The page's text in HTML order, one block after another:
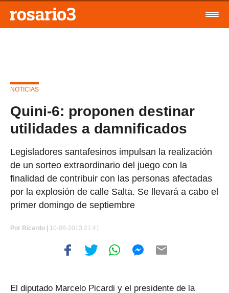
NOTICIAS
Quini-6: proponen destinar
utilidades a damnificados
Legisladores santafesinos impulsan la realización
de un sorteo extraordinario del juego con la
finalidad de contribuir con las personas afectadas
por la explosión de calle Salta. Se llevará a cabo el
primer domingo de septiembre
Por Ricardo | 10-08-2013 21:41
El diputado Marcelo Picardi y el presidente de la